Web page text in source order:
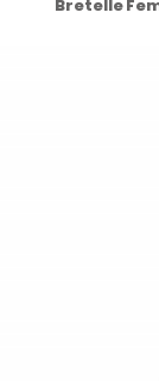
Bretelle